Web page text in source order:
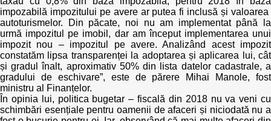
Announcements
IDIS International Advisory Board
15 minutes of economic realism
Hybrid power
EU-STRAT bulletin
Transparency of state – owned enterprises
impozabilă impozitului pe avere ar putea fi inclusă și valoarea
autoturismelor. Din păcate, noi nu am implementat până la
urmă impozitul pe imobil, dar am început implementarea unui
impozit nou – impozitul pe avere. Analizând acest impozit
constatăm lipsa transparenței la adoptarea și aplicarea lui, cât
și gradul înalt, aproximativ 50% din lista datelor cadastrale, a
gradului de eschivare”, este de părere Mihai Manole, fost
ministru al Finanțelor.
În opinia lui, politica bugetar – fiscală din 2018 nu va veni cu
schimbări esențiale pentru oamenii de afaceri și niciodată nu a